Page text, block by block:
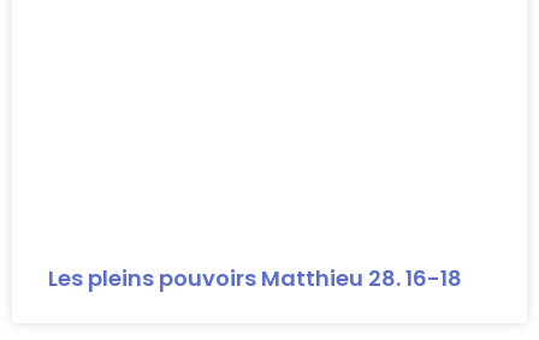
Les pleins pouvoirs Matthieu 28. 16-18